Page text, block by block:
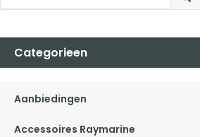
Categorieen
Aanbiedingen
Accessoires Raymarine